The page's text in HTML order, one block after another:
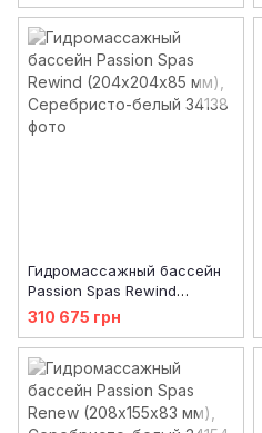
Гидромассажный бассейн
Passion Spas Rewind
(204х204х85 мм),
Серебристо-белый
310 675 грн